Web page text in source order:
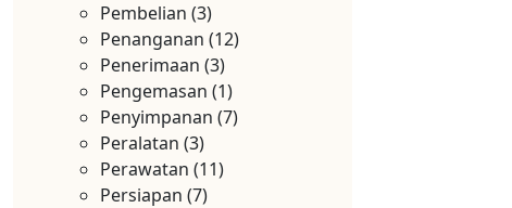
Pembelian (3)
Penanganan (12)
Penerimaan (3)
Pengemasan (1)
Penyimpanan (7)
Peralatan (3)
Perawatan (11)
Persiapan (7)